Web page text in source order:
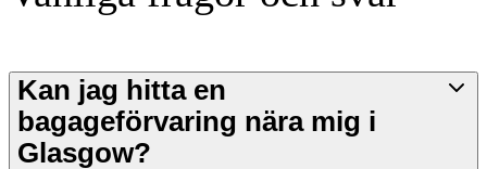
Kan jag hitta en
bagageförvaring nära mig i
Glasgow?